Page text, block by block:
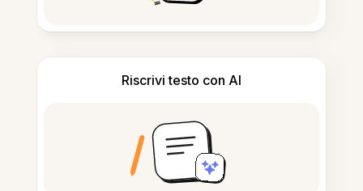
Riscrivi testo con AI